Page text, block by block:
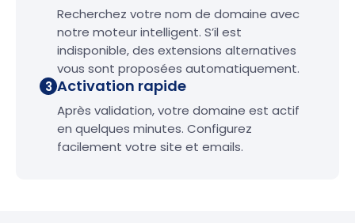
Recherchez votre nom de domaine avec
notre moteur intelligent. S’il est
indisponible, des extensions alternatives
vous sont proposées automatiquement.
3 Activation rapide
Après validation, votre domaine est actif
en quelques minutes. Configurez
facilement votre site et emails.